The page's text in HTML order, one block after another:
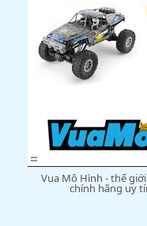
Vua Mô Hình - thế
chính hãng uy